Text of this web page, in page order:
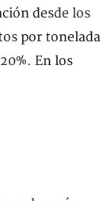
desde los
por tonelada
En los